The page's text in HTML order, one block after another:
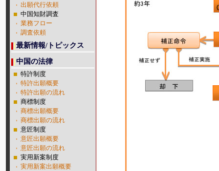
出願代行依頼
中国知財調査
業務フロー
調査依頼
最新情報/トピックス
中国の法律
特許制度
特許出願概要
特許出願の流れ
商標制度
商標出願概要
商標出願の流れ
意匠制度
意匠出願概要
意匠出願の流れ
実用新案制度
実用新案出願概要